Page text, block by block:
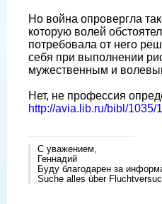
Но война опровергла
которую волей
потребовала от него
себя при выполнении
мужественным и
Нет, не профессия
http://avia.lib.ru/bibl/1035/
С уважением,
Геннадий
Буду благодарен за
Suche alles über